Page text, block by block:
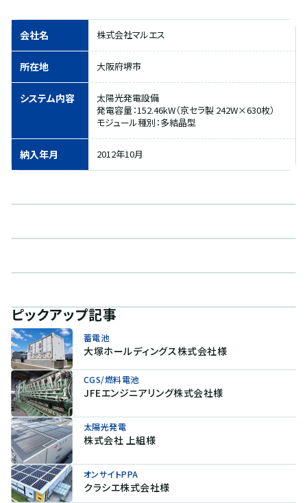
会社名 株式会社マルエス
所在地 大阪府堺市
システム内容
太陽光発電設備
発電容量：152.46kW（京セラ製 242W×630枚）
モジュール種別：多結晶型
納入年月 2012年10月
ピックアップ記事
蓄電池
大塚ホールディングス株式会社様
CGS/燃料電池
JFEエンジニアリング株式会社様
太陽光発電
株式会社 上組様
オンサイトPPA
クラシエ株式会社様